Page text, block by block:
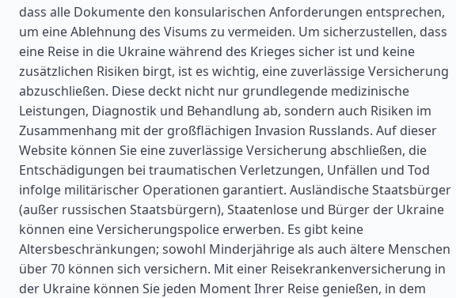
dass alle Dokumente den konsularischen Anforderungen entsprechen,
um eine Ablehnung des Visums zu vermeiden. Um sicherzustellen, dass
eine Reise in die Ukraine während des Krieges sicher ist und keine
zusätzlichen Risiken birgt, ist es wichtig, eine zuverlässige Versicherung
abzuschließen. Diese deckt nicht nur grundlegende medizinische
Leistungen, Diagnostik und Behandlung ab, sondern auch Risiken im
Zusammenhang mit der großflächigen Invasion Russlands. Auf dieser
Website können Sie eine zuverlässige Versicherung abschließen, die
Entschädigungen bei traumatischen Verletzungen, Unfällen und Tod
infolge militärischer Operationen garantiert. Ausländische Staatsbürger
(außer russischen Staatsbürgern), Staatenlose und Bürger der Ukraine
können eine Versicherungspolice erwerben. Es gibt keine
Altersbeschränkungen; sowohl Minderjährige als auch ältere Menschen
über 70 können sich versichern. Mit einer Reisekrankenversicherung in
der Ukraine können Sie jeden Moment Ihrer Reise genießen, in dem